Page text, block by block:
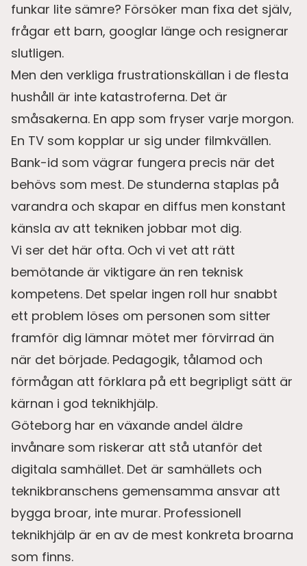
funkar lite sämre? Försöker man fixa det själv,
frågar ett barn, googlar länge och resignerar
slutligen.
Men den verkliga frustrationskällan i de flesta
hushåll är inte katastroferna. Det är
småsakerna. En app som fryser varje morgon.
En TV som kopplar ur sig under filmkvällen.
Bank-id som vägrar fungera precis när det
behövs som mest. De stunderna staplas på
varandra och skapar en diffus men konstant
känsla av att tekniken jobbar mot dig.
Vi ser det här ofta. Och vi vet att rätt
bemötande är viktigare än ren teknisk
kompetens. Det spelar ingen roll hur snabbt
ett problem löses om personen som sitter
framför dig lämnar mötet mer förvirrad än
när det började. Pedagogik, tålamod och
förmågan att förklara på ett begripligt sätt är
kärnan i god teknikhjälp.
Göteborg har en växande andel äldre
invånare som riskerar att stå utanför det
digitala samhället. Det är samhällets och
teknikbranschens gemensamma ansvar att
bygga broar, inte murar. Professionell
teknikhjälp är en av de mest konkreta broarna
som finns.